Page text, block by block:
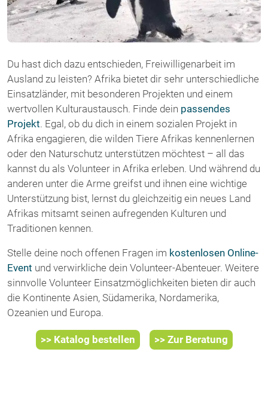
Du hast dich dazu entschieden, Freiwilligenarbeit im
Ausland zu leisten? Afrika bietet dir sehr unterschiedliche
Einsatzländer, mit besonderen Projekten und einem
wertvollen Kulturaustausch. Finde dein passendes
Projekt. Egal, ob du dich in einem sozialen Projekt in
Afrika engagieren, die wilden Tiere Afrikas kennenlernen
oder den Naturschutz unterstützen möchtest – all das
kannst du als Volunteer in Afrika erleben. Und während du
anderen unter die Arme greifst und ihnen eine wichtige
Unterstützung bist, lernst du gleichzeitig ein neues Land
Afrikas mitsamt seinen aufregenden Kulturen und
Traditionen kennen.
Stelle deine noch offenen Fragen im kostenlosen Online-
Event und verwirkliche dein Volunteer-Abenteuer. Weitere
sinnvolle Volunteer Einsatzmöglichkeiten bieten dir auch
die Kontinente Asien, Südamerika, Nordamerika,
Ozeanien und Europa.
>> Katalog bestellen >> Zur Beratung